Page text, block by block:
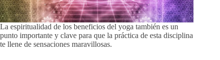
La espiritualidad de los beneficios del yoga también es un
punto importante y clave para que la práctica de esta disciplina
te llene de sensaciones maravillosas.